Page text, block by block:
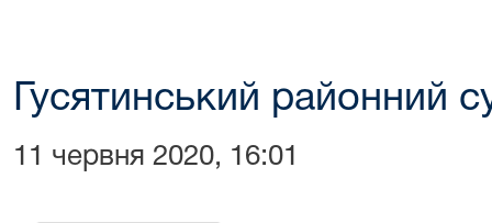
Гусятинський районний
11 червня 2020, 16:01